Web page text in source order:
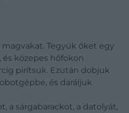
magvakat. Tegyük őket egy
és közepes hőfokon
pirítsuk. Ezután dobjuk
és daráljuk
a sárgabarackot, a datolyát,